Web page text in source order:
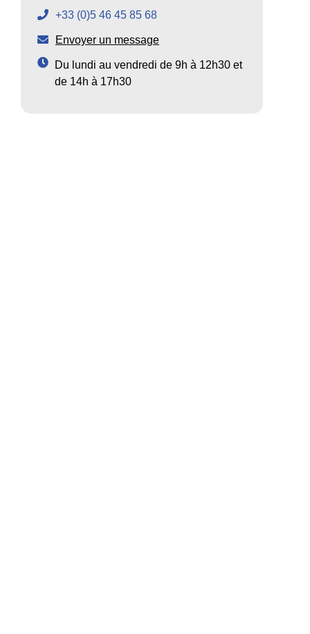
+33 (0)5 46 45 85 68
Envoyer un message
Du lundi au vendredi de 9h à 12h30 et
de 14h à 17h30